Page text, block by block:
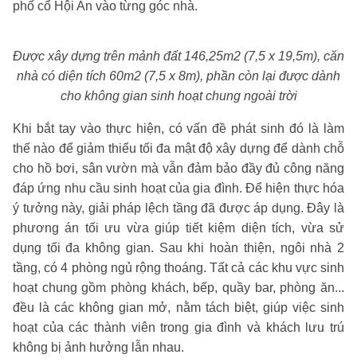
phố cổ Hội An vào từng góc nhà.
Được xây dựng trên mảnh đất 146,25m2 (7,5 x 19,5m), căn
nhà có diện tích 60m2 (7,5 x 8m), phần còn lại được dành
cho không gian sinh hoạt chung ngoài trời
Khi bắt tay vào thực hiện, có vấn đề phát sinh đó là làm
thế nào để giảm thiểu tối đa mật độ xây dựng để dành chỗ
cho hồ bơi, sân vườn mà vẫn đảm bảo đầy đủ công năng
đáp ứng nhu cầu sinh hoạt của gia đình. Để hiện thực hóa
ý tưởng này, giải pháp lệch tầng đã được áp dụng. Đây là
phương án tối ưu vừa giúp tiết kiệm diện tích, vừa sử
dụng tối đa không gian. Sau khi hoàn thiện, ngôi nhà 2
tầng, có 4 phòng ngủ rộng thoáng. Tất cả các khu vực sinh
hoạt chung gồm phòng khách, bếp, quầy bar, phòng ăn...
đều là các không gian mở, nằm tách biệt, giúp việc sinh
hoạt của các thành viên trong gia đình và khách lưu trú
không bị ảnh hưởng lẫn nhau.